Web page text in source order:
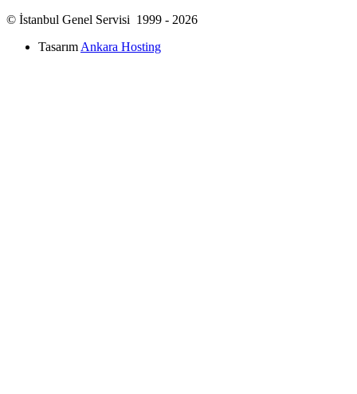
© İstanbul Genel Servisi 1999 - 2026
Tasarım Ankara Hosting